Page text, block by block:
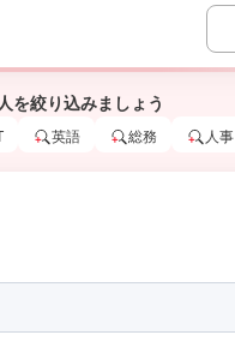
を絞り込みましょう
英語 総務 人事